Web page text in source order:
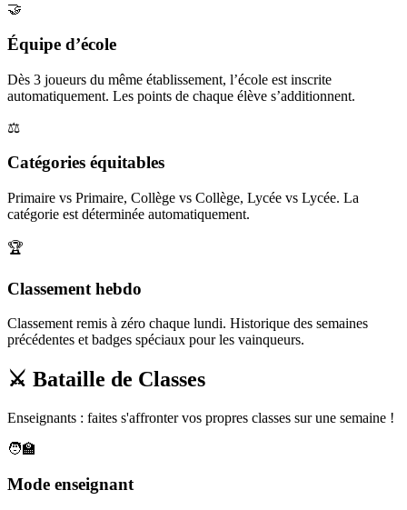
🤝
Équipe d’école
Dès 3 joueurs du même établissement, l’école est inscrite
automatiquement. Les points de chaque élève s’additionnent.
⚖️
Catégories équitables
Primaire vs Primaire, Collège vs Collège, Lycée vs Lycée. La
catégorie est déterminée automatiquement.
🏆
Classement hebdo
Classement remis à zéro chaque lundi. Historique des semaines
précédentes et badges spéciaux pour les vainqueurs.
⚔️ Bataille de Classes
Enseignants : faites s'affronter vos propres classes sur une semaine !
🧑‍🏫
Mode enseignant